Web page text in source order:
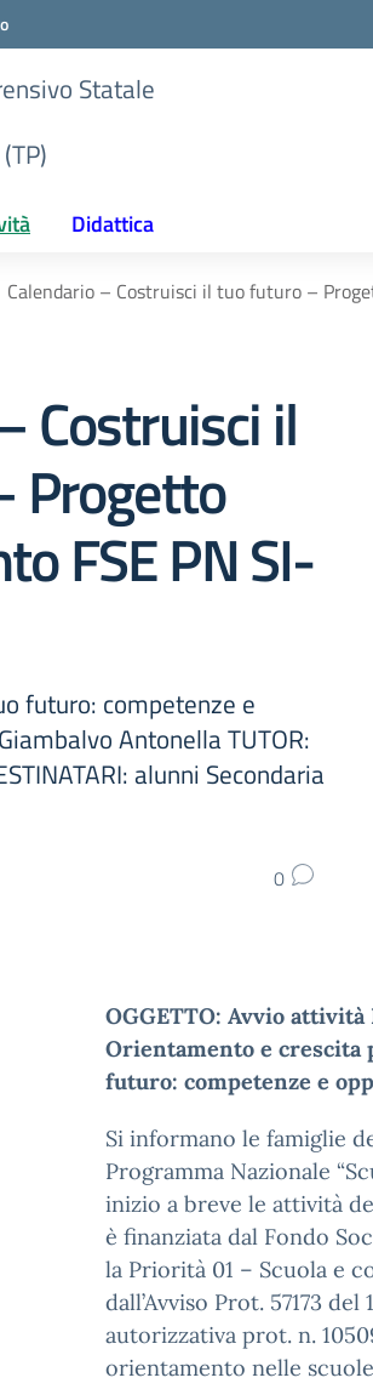
Statale
Didattica
Calendario – Costruisci il tuo futuro –
Costruisci il
Progetto
FSE PN SI-
futuro: competenze e
Antonella TUTOR:
alunni Secondaria
0
OGGETTO: Avvio
Orientamento e crescita
futuro: competenze e
Si informano le famiglie
Programma Nazionale
inizio a breve le attività
è finanziata dal Fondo
la Priorità 01 – Scuola e
dall’Avviso Prot. 57173
autorizzativa prot. n.
orientamento nelle